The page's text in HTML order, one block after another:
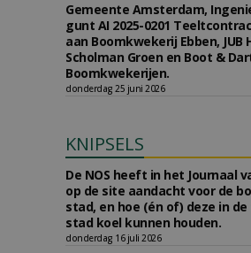
Gemeente Amsterdam,
gunt AI 2025-0201
aan Boomkwekerij Ebben, JUB
Scholman Groen en Boot &
Boomkwekerijen.
donderdag 25 juni 2026
KNIPSELS
De NOS heeft in het Journaal
op de site aandacht voor de
stad, en hoe (én of) deze in
stad koel kunnen houden.
donderdag 16 juli 2026